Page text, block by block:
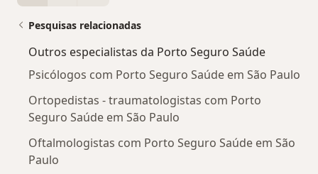
Pesquisas relacionadas
Outros especialistas da Porto Seguro Saúde
Psicólogos com Porto Seguro Saúde em São Paulo
Ortopedistas - traumatologistas com Porto
Seguro Saúde em São Paulo
Oftalmologistas com Porto Seguro Saúde em São
Paulo